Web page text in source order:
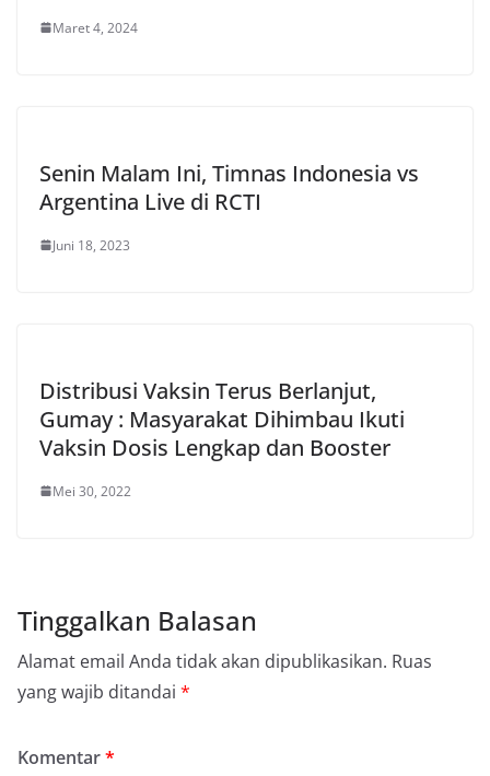
Maret 4, 2024
Senin Malam Ini, Timnas Indonesia vs
Argentina Live di RCTI
Juni 18, 2023
Distribusi Vaksin Terus Berlanjut,
Gumay : Masyarakat Dihimbau Ikuti
Vaksin Dosis Lengkap dan Booster
Mei 30, 2022
Tinggalkan Balasan
Alamat email Anda tidak akan dipublikasikan. Ruas
yang wajib ditandai *
Komentar*